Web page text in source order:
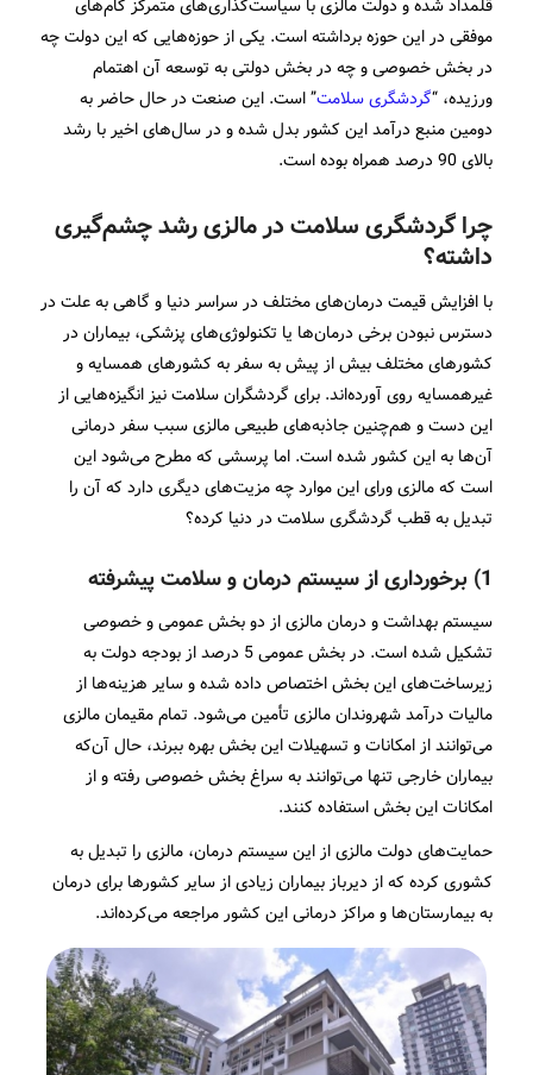
قلمداد شده و دولت مالزی با سیاست‌گذاری‌های متمرکز گام‌های
موفقی در این حوزه برداشته است. یکی از حوزه‌هایی که این دولت چه
در بخش خصوصی و چه در بخش دولتی به توسعه آن اهتمام
ورزیده، “گردشگری سلامت” است. این صنعت در حال حاضر به
دومین منبع درآمد این کشور بدل شده و در سال‌های اخیر با رشد
بالای 90 درصد همراه بوده است.
چرا گردشگری سلامت در مالزی رشد چشم‌گیری
داشته؟
با افزایش قیمت درمان‌های مختلف در سراسر دنیا و گاهی به علت در
دسترس نبودن برخی درمان‌ها یا تکنولوژی‌های پزشکی، بیماران در
کشورهای مختلف بیش از پیش به سفر به کشورهای همسایه و
غیرهمسایه روی آورده‌اند. برای گردشگران سلامت نیز انگیزه‌هایی از
این دست و هم‌چنین جاذبه‌های طبیعی مالزی سبب سفر درمانی
آن‌ها به این کشور شده است. اما پرسشی که مطرح می‌شود این
است که مالزی ورای این موارد چه مزیت‌های دیگری دارد که آن را
تبدیل به قطب گردشگری سلامت در دنیا کرده؟
1) برخورداری از سیستم درمان و سلامت پیشرفته
سیستم بهداشت و درمان مالزی از دو بخش عمومی و خصوصی
تشکیل شده است. در بخش عمومی 5 درصد از بودجه دولت به
زیرساخت‌های این بخش اختصاص داده شده و سایر هزینه‌ها از
مالیات درآمد شهروندان مالزی تأمین می‌شود. تمام مقیمان مالزی
می‌توانند از امکانات و تسهیلات این بخش بهره ببرند، حال آن‌که
بیماران خارجی تنها می‌توانند به سراغ بخش خصوصی رفته و از
امکانات این بخش استفاده کنند.
حمایت‌های دولت مالزی از این سیستم درمان، مالزی را تبدیل به
کشوری کرده که از دیرباز بیماران زیادی از سایر کشورها برای درمان
به بیمارستان‌ها و مراکز درمانی این کشور مراجعه می‌کرده‌اند.